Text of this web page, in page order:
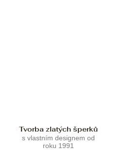
Tvorba zlatých šperků
s vlastním designem od
roku 1991